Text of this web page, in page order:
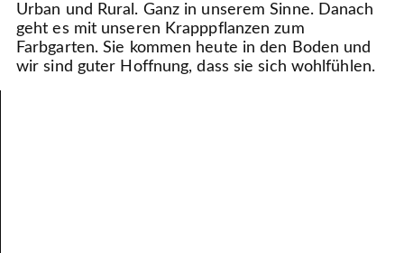
Urban und Rural. Ganz in unserem Sinne. Danach
geht es mit unseren Krapppflanzen zum
Farbgarten. Sie kommen heute in den Boden und
wir sind guter Hoffnung, dass sie sich wohlfühlen.